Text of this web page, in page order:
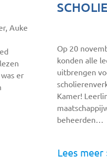
Auke
er
Op 20
konden alle
uitbrengen
Kamer!
beheerden…
Lees meer